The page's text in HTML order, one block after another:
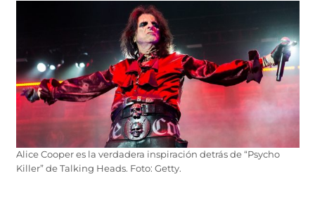
Alice Cooper es la verdadera inspiración detrás de “Psycho
Killer” de Talking Heads. Foto: Getty.